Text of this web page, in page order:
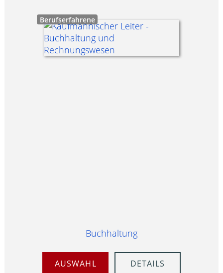
Berufserfahrene
Buchhaltung
AUSWAHL DETAILS